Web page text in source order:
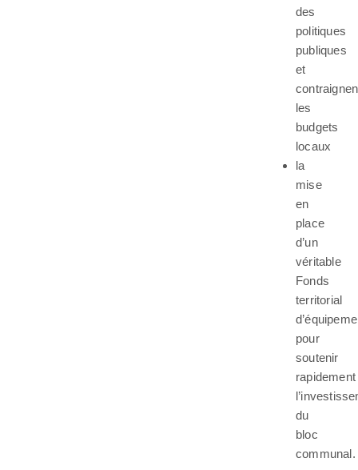
des
politiques
publiques
et
les
budgets
locaux
la
mise
en
place
d’un
véritable
Fonds
territorial
pour
soutenir
rapidement
du
bloc
communal.